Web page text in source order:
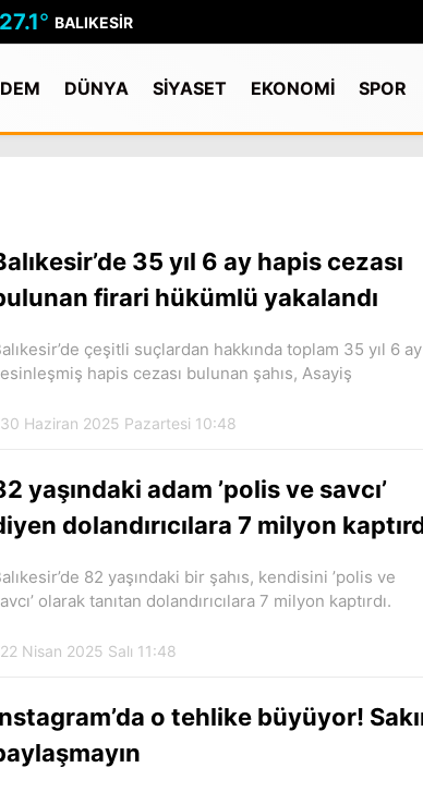
27.1° BALIKESIR
DÜNYA SİYASET EKONOMİ SPOR
35 yıl 6 ay hapis cezası
firari hükümlü yakalandı
çeşitli suçlardan hakkında toplam 35 yıl 6 ay
hapis cezası bulunan şahıs, Asayiş
30 Haziran 2025 Pazartesi 10:48
yaşındaki adam ’polis ve savcı’
dolandırıcılara 7 milyon
82 yaşındaki bir şahıs, kendisini ’polis ve
olarak tanıtan dolandırıcılara 7 milyon kaptırdı.
22 Nisan 2025 Salı 11:48
o tehlike büyüyor!